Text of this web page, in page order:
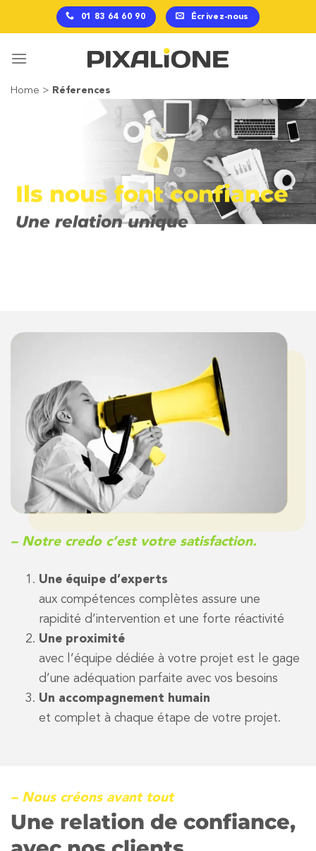
01 83 64 60 90 Écrivez-nous
Home > Réferences
Ils nous font confiance
Une relation unique
– Notre credo c’est votre satisfaction.
Une équipe d’experts
aux compétences complètes assure une
rapidité d’intervention et une forte réactivité
Une proximité
avec l’équipe dédiée à votre projet est le gage
d’une adéquation parfaite avec vos besoins
Un accompagnement humain
et complet à chaque étape de votre projet.
– Nous créons avant tout
Une relation de confiance,